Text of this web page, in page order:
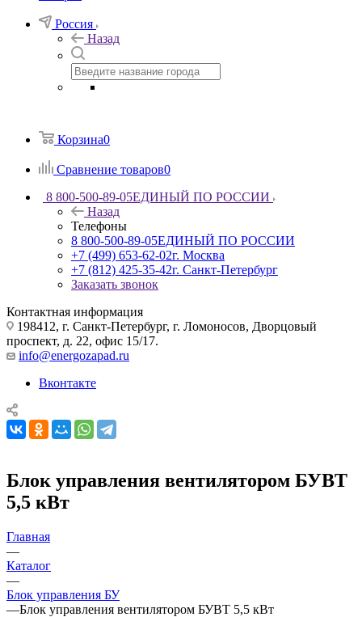
Россия
Назад
Корзина0
Сравнение товаров0
8 800-500-89-05ЕДИНЫЙ ПО РОССИИ
Назад
Телефоны
8 800-500-89-05ЕДИНЫЙ ПО РОССИИ
+7 (499) 653-62-02г. Москва
+7 (812) 425-35-42г. Санкт-Петербург
Заказать звонок
Контактная информация
198412, г. Санкт-Петербург, г. Ломоносов, Дворцовый
проспект, д. 22, офис 15/17.
info@energozapad.ru
Вконтакте
Блок управления вентилятором БУВТ
5,5 кВт
Главная
—
Каталог
—
Блок управления БУ
—Блок управления вентилятором БУВТ 5,5 кВт